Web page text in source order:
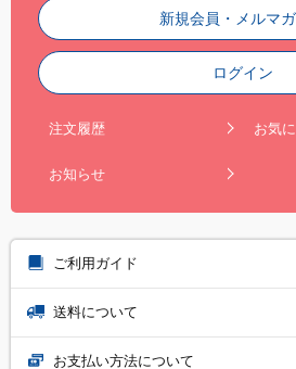
新規会員・メルマ
ログイン
注文履歴 お気
お知らせ
ご利用ガイド
送料について
お支払い方法について